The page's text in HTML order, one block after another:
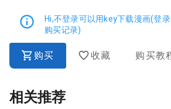
Hi,不登录可以用key下载漫画(登
购买记录)
购买 收藏 购买教
相关推荐